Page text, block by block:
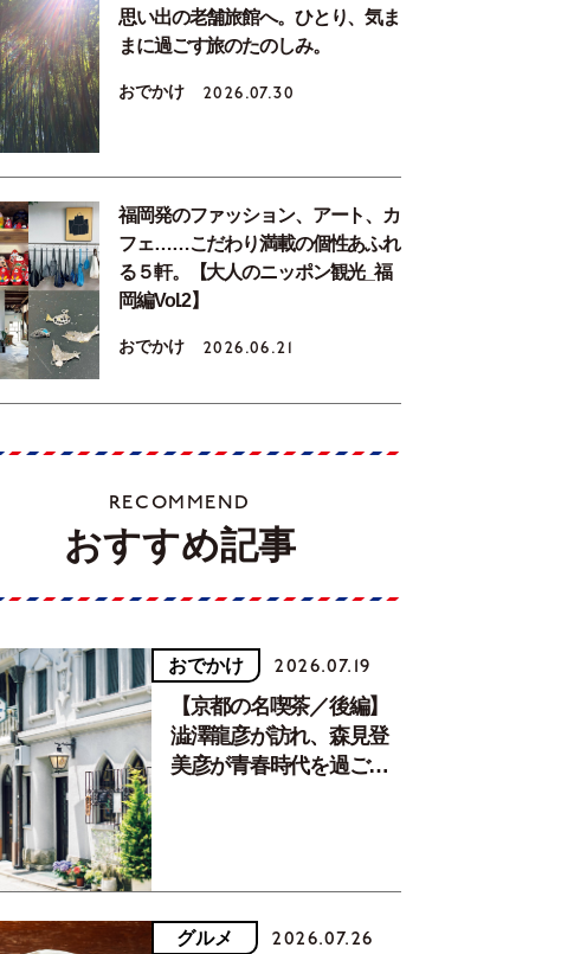
思い出の老舗旅館へ。ひとり、気ま
まに過ごす旅のたのしみ。
おでかけ 2026.07.30
福岡発のファッション、アート、カ
フェ……こだわり満載の個性あふれ
る５軒。【大人のニッポン観光_福
岡編Vol.2】
おでかけ 2026.06.21
RECOMMEND
おすすめ記事
おでかけ 2026.07.19
【京都の名喫茶／後編】
澁澤龍彦が訪れ、森見登
美彦が青春時代を過ごし
グルメ 2026.07.26